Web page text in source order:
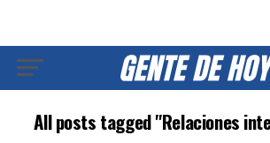
All posts tagged "Relaciones